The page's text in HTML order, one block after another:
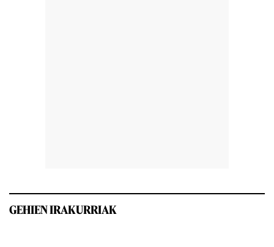
GEHIEN IRAKURRIAK